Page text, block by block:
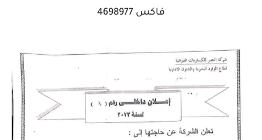
فاكس 4698977